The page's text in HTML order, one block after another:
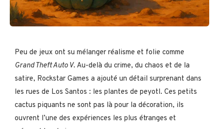
Peu de jeux ont su mélanger réalisme et folie comme
Grand Theft Auto V. Au-delà du crime, du chaos et de la
satire, Rockstar Games a ajouté un détail surprenant dans
les rues de Los Santos : les plantes de peyotl. Ces petits
cactus piquants ne sont pas là pour la décoration, ils
ouvrent l’une des expériences les plus étranges et